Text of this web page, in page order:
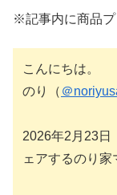
※記事内に商品プ
こんにちは。
のり（ ＠
2026年2月23日
ェアするのり家